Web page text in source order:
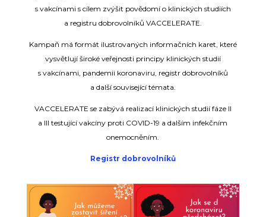
s vakcínami s cílem zvýšit povědomí o klinických studiích
a registru dobrovolníků VACCELERATE.
Kampaň má formát ilustrovaných informačních karet, které
vysvětlují široké veřejnosti principy klinických studií
s vakcínami, pandemii koronaviru, registr dobrovolníků
a další související témata.
VACCELERATE se zabývá realizací klinických studií fáze II
a III testující vakcíny proti COVID-19 a dalším infekčním
onemocněním.
Registr dobrovolníků